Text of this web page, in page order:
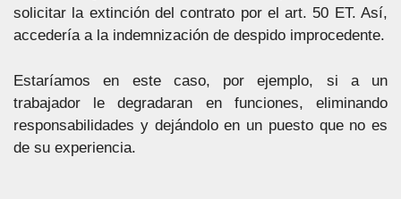
solicitar la extinción del contrato por el art. 50 ET. Así,
accedería a la indemnización de despido improcedente.
Estaríamos en este caso, por ejemplo, si a un
trabajador le degradaran en funciones, eliminando
responsabilidades y dejándolo en un puesto que no es
de su experiencia.